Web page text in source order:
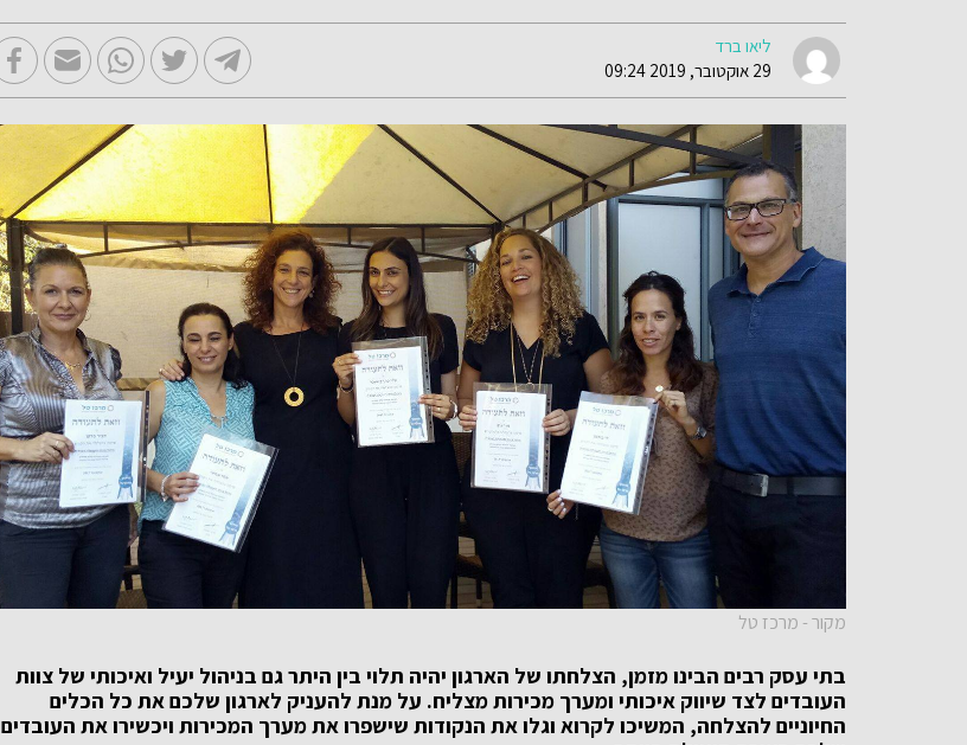
ליאו ברד
29 אוקטובר, 2019 09:24
מקור - מרכז טל
בתי עסק רבים הבינו מזמן, הצלחתו של הארגון יהיה תלוי בין היתר גם בניהול יעיל ואיכותי של צוות
העובדים לצד שיווק איכותי ומערך מכירות מצליח. על מנת להעניק לארגון שלכם את כל הכלים
החיוניים להצלחה, המשיכו לקרוא וגלו את הנקודות שישפרו את מערך המכירות ויכשירו את העובדים